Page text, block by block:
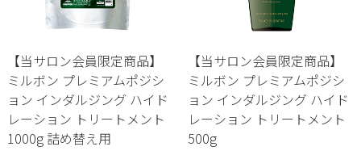
【当サロン会員限定商品】
ミルボン プレミアムポジシ
ョン インダルジング ハイド
レーション トリートメント
1000g 詰め替え用
【当サロン会員限定商品】
ミルボン プレミアムポジシ
ョン インダルジング ハイド
レーション トリートメント
500g